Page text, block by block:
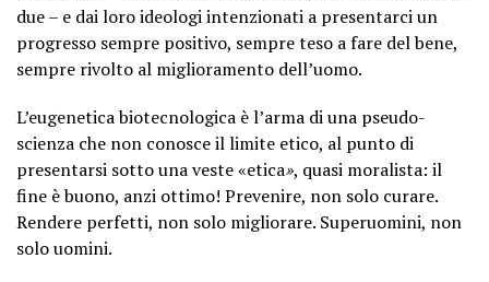
due – e dai loro ideologi intenzionati a presentarci un
progresso sempre positivo, sempre teso a fare del bene,
sempre rivolto al miglioramento dell’uomo.
L’eugenetica biotecnologica è l’arma di una pseudo-
scienza che non conosce il limite etico, al punto di
presentarsi sotto una veste «etica», quasi moralista: il
fine è buono, anzi ottimo! Prevenire, non solo curare.
Rendere perfetti, non solo migliorare. Superuomini, non
solo uomini.